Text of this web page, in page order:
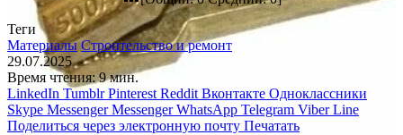
Теги
Материалы Строительство и ремонт
29.07.2025
Время чтения: 9 мин.
LinkedIn Tumblr Pinterest Reddit Вконтакте Одноклассники
Skype Messenger Messenger WhatsApp Telegram Viber Line
Поделиться через электронную почту Печатать